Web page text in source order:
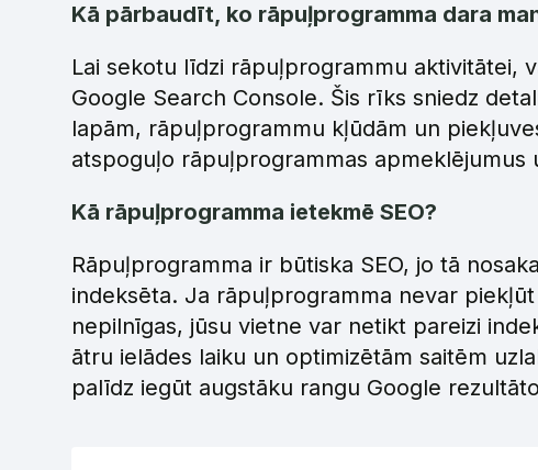
Kā pārbaudīt, ko rāpuļprogramma dara
Lai sekotu līdzi rāpuļprogrammu aktivitātei,
Google Search Console. Šis rīks sniedz
lapām, rāpuļprogrammu kļūdām un
atspoguļo rāpuļprogrammas
Kā rāpuļprogramma ietekmē SEO?
Rāpuļprogramma ir būtiska SEO, jo tā
indeksēta. Ja rāpuļprogramma nevar
nepilnīgas, jūsu vietne var netikt pareizi
ātru ielādes laiku un optimizētām saitēm
palīdz iegūt augstāku rangu Google